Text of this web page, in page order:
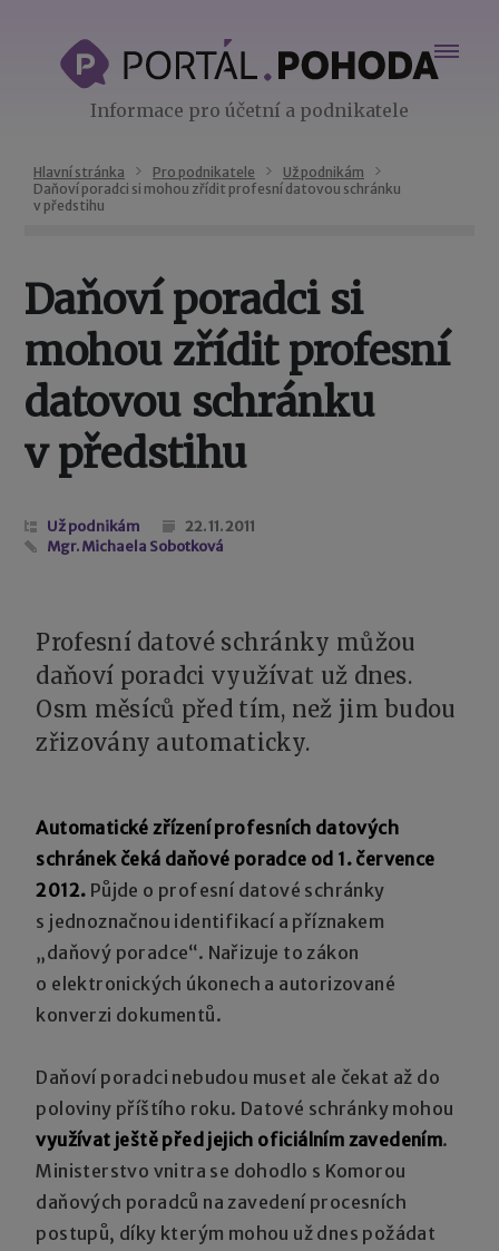
Informace pro účetní a podnikatele
Hlavní stránka Pro podnikatele
Už podnikám
Daňoví poradci si mohou zřídit profesní datovou schránku
v předstihu
Daňoví poradci si
mohou zřídit profesní
datovou schránku
v předstihu
Už podnikám
22. 11. 2011
Mgr. Michaela Sobotková
Profesní datové schránky můžou
daňoví poradci využívat už dnes.
Osm měsíců před tím, než jim budou
zřizovány automaticky.
Automatické zřízení profesních datových
schránek čeká daňové poradce od 1. července
2012. Půjde o profesní datové schránky
s jednoznačnou identifikací a příznakem
„daňový poradce“. Nařizuje to zákon
o elektronických úkonech a autorizované
konverzi dokumentů.
Daňoví poradci nebudou muset ale čekat až do
poloviny příštího roku. Datové schránky mohou
využívat ještě před jejich oficiálním zavedením.
Ministerstvo vnitra se dohodlo s Komorou
daňových poradců na zavedení procesních
postupů, díky kterým mohou už dnes požádat